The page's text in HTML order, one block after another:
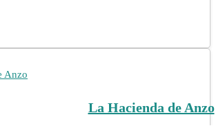
La Hacienda de Anzo